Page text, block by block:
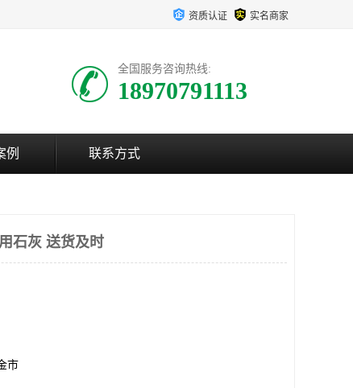
资质认证 实名商家
全国服务咨询热线:
18970791113
例 联系方式
石灰 送货及时
市